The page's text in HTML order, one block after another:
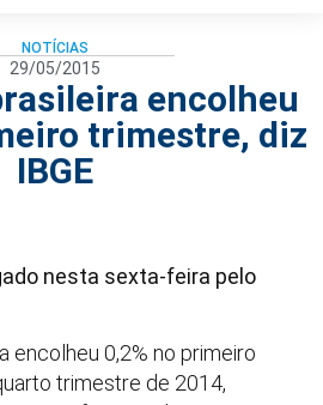
NOTÍCIAS
29/05/2015
encolheu
trimestre, diz
IBGE
nesta sexta-feira pelo
encolheu 0,2% no primeiro
trimestre de 2014,